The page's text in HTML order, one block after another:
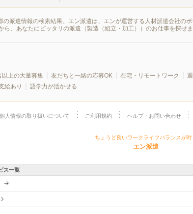
の派遣情報の検索結果。エン派遣は、エンが運営する人材派遣会社の
、あなたにピッタリの派遣（製造（組立・加工））のお仕事を探せま
以上の大量募集 友だちと一緒の応募OK 在宅・リモートワーク
給あり 語学力が活かせる
個人情報の取り扱いについて ご利用規約 ヘルプ・お問い合わせ
ちょうど良いワークライフバランスが叶
エン派遣
ス一覧